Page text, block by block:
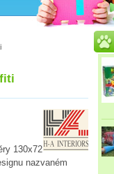
130x72
nazvaném